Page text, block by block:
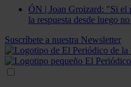
ÓN | Joan Groizard: "Si el
la respuesta desde luego
Suscríbete a nuestra Newsletter